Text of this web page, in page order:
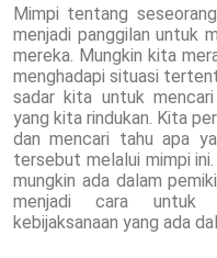
Mimpi tentang
menjadi panggilan untuk
mereka. Mungkin kita
menghadapi situasi
sadar kita untuk
yang kita rindukan. Kita
dan mencari tahu apa
tersebut melalui mimpi
mungkin ada dalam
menjadi cara untuk
kebijaksanaan yang ada